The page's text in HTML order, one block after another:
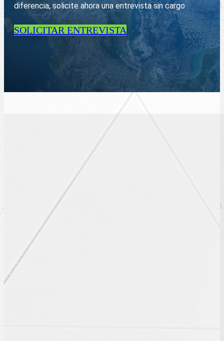
diferencia, solicite ahora una entrevista sin cargo
SOLICITAR ENTREVISTA